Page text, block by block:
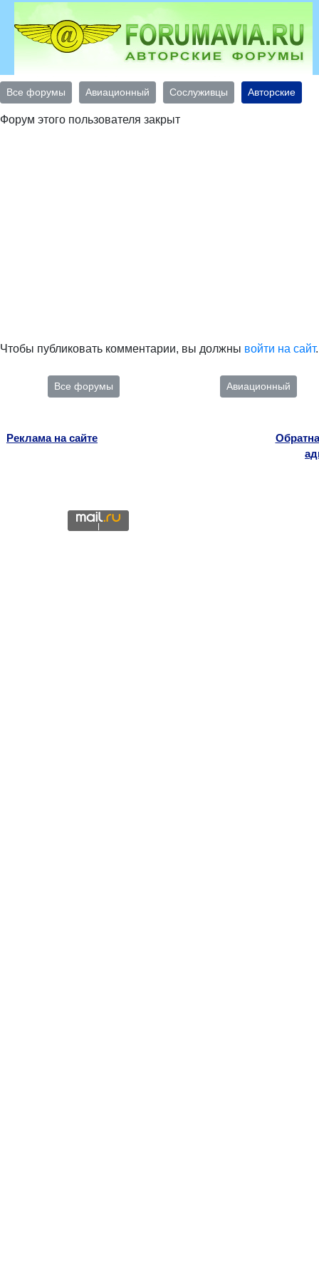
Все форумы Авиационный Сослуживцы Авторские
Форум этого пользователя закрыт
Чтобы публиковать комментарии, вы должны войти на сайт.
Все форумы Авиационный
Реклама на сайте